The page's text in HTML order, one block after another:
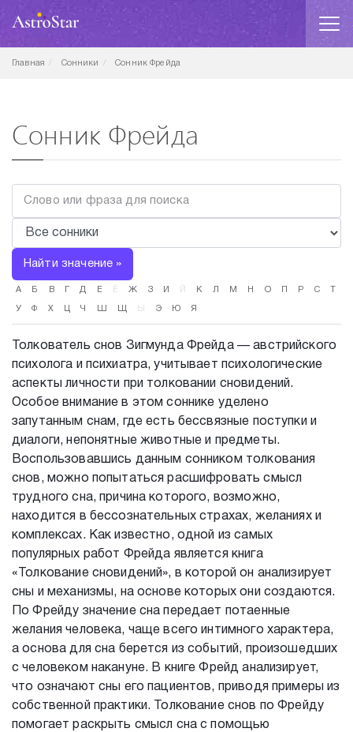
Главная Сонники Сонник Фрейда
Сонник Фрейда
Найти значение »
А Б В Д Е Ё Ж З И Й К Л М Н О Р С
У Ф Х Ц Ч Ш Щ Ы Э Ю Я
Толкователь снов Зигмунда Фрейда — австрийского
психолога и психиатра, учитывает психологические
аспекты личности при толковании сновидений.
Особое внимание в этом соннике уделено
запутанным снам, где есть бессвязные поступки и
диалоги, непонятные животные и предметы.
Воспользовавшись данным сонником толкования
снов, можно попытаться расшифровать смысл
трудного сна, причина которого, возможно,
находится в бессознательных страхах, желаниях и
комплексах. Как известно, одной из самых
популярных работ Фрейда является книга
«Толкование сновидений», в которой он анализирует
сны и механизмы, на основе которых они создаются.
По Фрейду значение сна передает потаенные
желания человека, чаще всего интимного характера,
а основа для сна берется из событий, произошедших
с человеком накануне. В книге Фрейд анализирует,
что означают сны его пациентов, приводя примеры из
собственной практики. Толкование снов по Фрейду
помогает раскрыть смысл сна с помощью